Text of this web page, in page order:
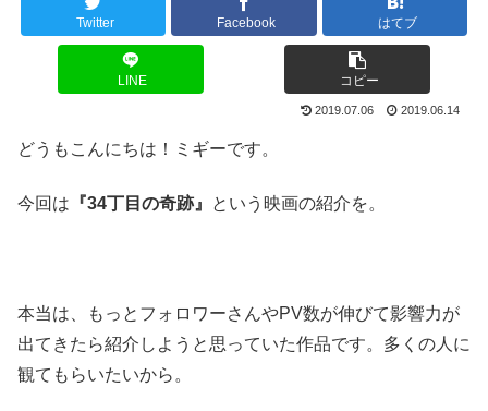
Twitter Facebook はてブ
LINE コピー
2019.07.06 2019.06.14
どうもこんにちは！ミギーです。
今回は 『34丁目の奇跡』 という映画の紹介を。
本当は、もっとフォロワーさんやPV数が伸びて影響力が
出てきたら紹介しようと思っていた作品です。多くの人に
観てもらいたいから。